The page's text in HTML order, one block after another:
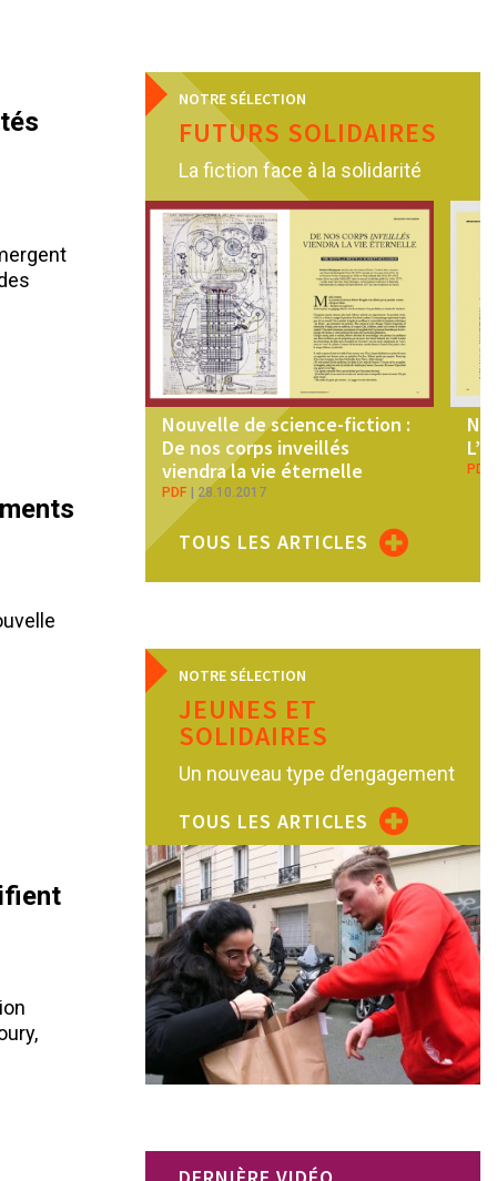
NOTRE SÉLECTION
FUTURS SOLIDAIRES
La fiction face à la solidarité
Nouvelle de science-fiction :
De nos corps inveillés
viendra la vie éternelle
PDF 28.10.2017
PDF
TOUS LES ARTICLES
NOTRE SÉLECTION
JEUNES ET
SOLIDAIRES
Un nouveau type d’engagement
TOUS LES ARTICLES